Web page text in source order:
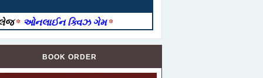
* ઓનલાઈન ક્વિઝ ગેમ*
BOOK ORDER